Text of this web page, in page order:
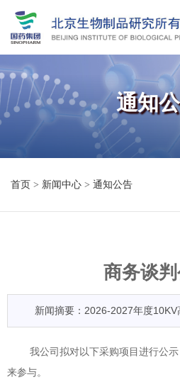
通知
首页 > 新闻中心 > 通知公告
商务谈
新闻摘要：2026-2027年度
我公司拟对以下采购项目进行公
来参与。